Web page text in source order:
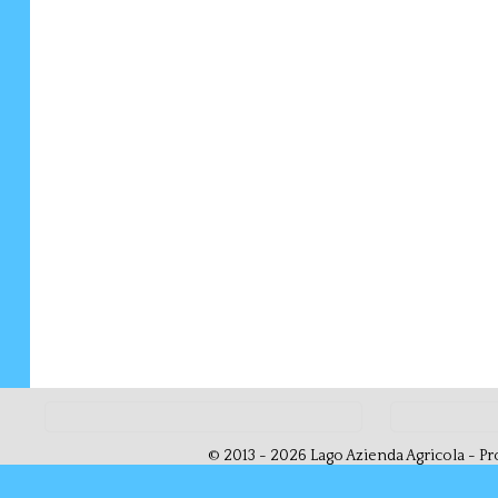
© 2013 - 2026 Lago Azienda Agricola -